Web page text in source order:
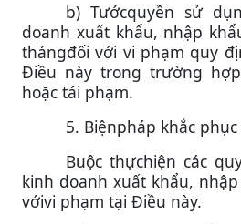
b) Tướcquyền sử
doanh xuất khẩu, nhập
thángđối với vi phạm quy
Điều này trong trường
hoặc tái phạm.
5. Biệnpháp khắc
Buộc thựchiện các
kinh doanh xuất khẩu,
vớivi phạm tại Điều này.